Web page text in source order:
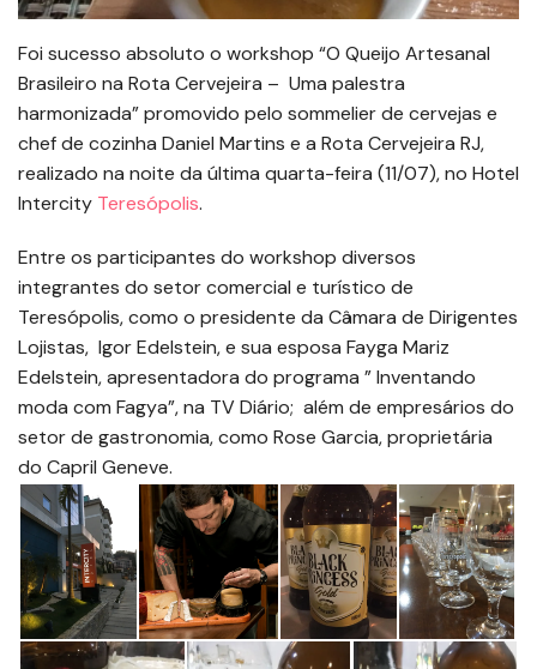
Foi sucesso absoluto o workshop “O Queijo Artesanal
Brasileiro na Rota Cervejeira – Uma palestra
harmonizada” promovido pelo sommelier de cervejas e
chef de cozinha Daniel Martins e a Rota Cervejeira RJ,
realizado na noite da última quarta-feira (11/07), no Hotel
Intercity Teresópolis.
Entre os participantes do workshop diversos
integrantes do setor comercial e turístico de
Teresópolis, como o presidente da Câmara de Dirigentes
Lojistas, Igor Edelstein, e sua esposa Fayga Mariz
Edelstein, apresentadora do programa ” Inventando
moda com Fagya”, na TV Diário; além de empresários do
setor de gastronomia, como Rose Garcia, proprietária
do Capril Geneve.